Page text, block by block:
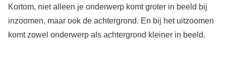
Kortom, niet alleen je onderwerp komt groter in beeld bij
inzoomen, maar ook de achtergrond. En bij het uitzoomen
komt zowel onderwerp als achtergrond kleiner in beeld.